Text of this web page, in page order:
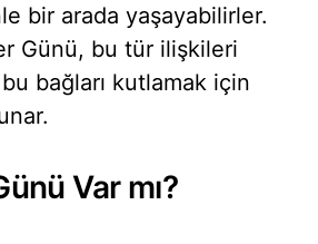
bir arada yaşayabilirler.
Günü, bu tür ilişkileri
bağları kutlamak için
Var mı?